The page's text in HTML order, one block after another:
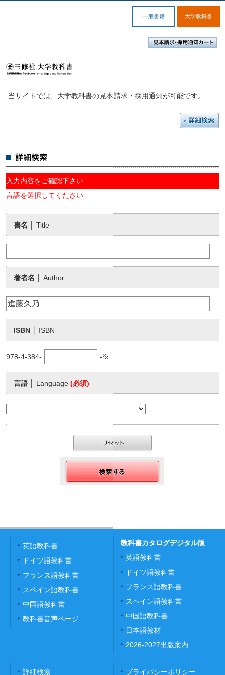
一般書籍 大学教科書
当サイトでは、大学教科書の見本請求・採用通知が可能です。
入力内容をご確認下さい
言語を選択してください
書名 │ Title
著者名 │ Author
ISBN │ ISBN
978-4-384- -※
言語 │ Language (必須)
英語教科書
ドイツ語教科書
フランス語教科書
スペイン語教科書
中国語教科書
教科書音声ページ
教科書カタログデジタル版
英語教科書
ドイツ語教科書
フランス語教科書
スペイン語教科書
中国語教科書
日本語教材
2026-2027出版案内
詳細検索 プライバシーポリシー